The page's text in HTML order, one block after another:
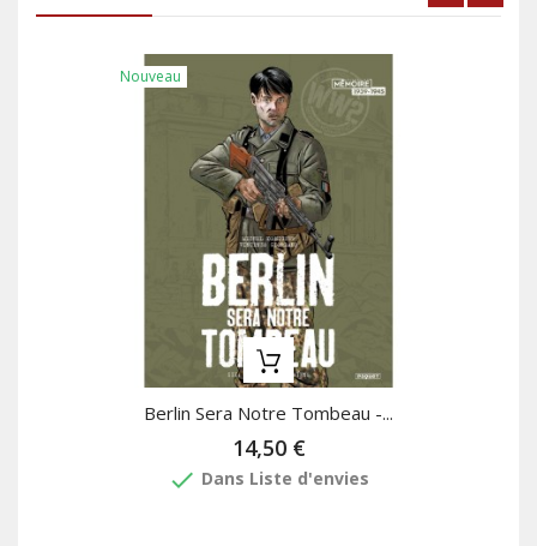
Nouveau
Berlin Sera Notre Tombeau -...
14,50 €
done Dans Liste d'envies